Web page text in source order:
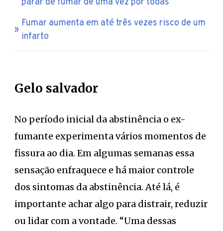
Fumar aumenta em até três vezes risco de um
infarto
Gelo salvador
No período inicial da abstinência o ex-
fumante experimenta vários momentos de
fissura ao dia. Em algumas semanas essa
sensação enfraquece e há maior controle
dos sintomas da abstinência. Até lá, é
importante achar algo para distrair, reduzir
ou lidar com a vontade. “Uma dessas